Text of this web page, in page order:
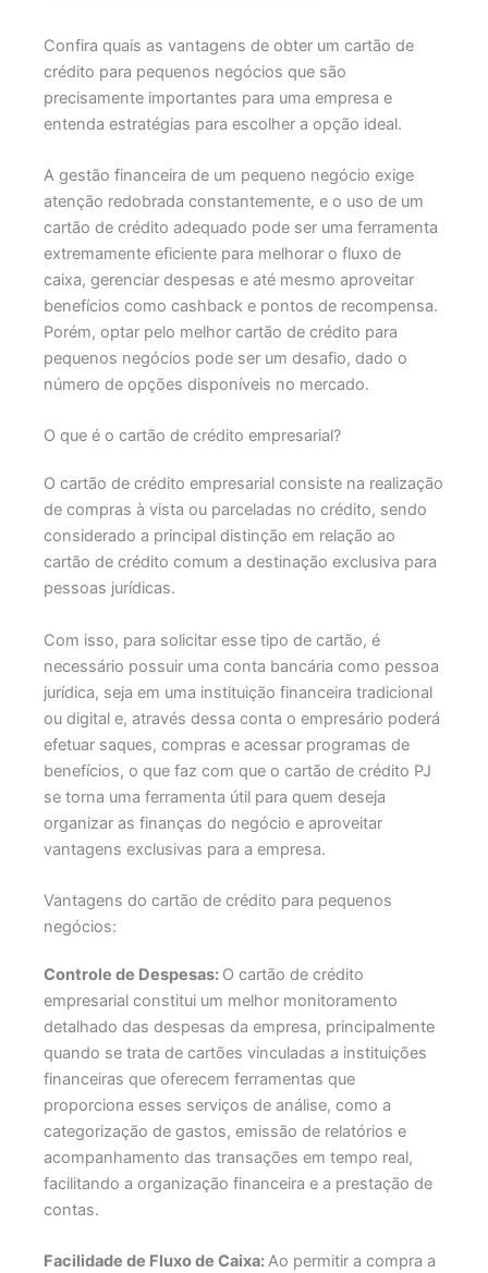
Confira quais as vantagens de obter um cartão de
crédito para pequenos negócios que são
precisamente importantes para uma empresa e
entenda estratégias para escolher a opção ideal.
A gestão financeira de um pequeno negócio exige
atenção redobrada constantemente, e o uso de um
cartão de crédito adequado pode ser uma ferramenta
extremamente eficiente para melhorar o fluxo de
caixa, gerenciar despesas e até mesmo aproveitar
benefícios como cashback e pontos de recompensa.
Porém, optar pelo melhor cartão de crédito para
pequenos negócios pode ser um desafio, dado o
número de opções disponíveis no mercado.
O que é o cartão de crédito empresarial?
O cartão de crédito empresarial consiste na realização
de compras à vista ou parceladas no crédito, sendo
considerado a principal distinção em relação ao
cartão de crédito comum a destinação exclusiva para
pessoas jurídicas.
Com isso, para solicitar esse tipo de cartão, é
necessário possuir uma conta bancária como pessoa
jurídica, seja em uma instituição financeira tradicional
ou digital e, através dessa conta o empresário poderá
efetuar saques, compras e acessar programas de
benefícios, o que faz com que o cartão de crédito PJ
se torna uma ferramenta útil para quem deseja
organizar as finanças do negócio e aproveitar
vantagens exclusivas para a empresa.
Vantagens do cartão de crédito para pequenos
negócios:
Controle de Despesas: O cartão de crédito
empresarial constitui um melhor monitoramento
detalhado das despesas da empresa, principalmente
quando se trata de cartões vinculadas a instituições
financeiras que oferecem ferramentas que
proporciona esses serviços de análise, como a
categorização de gastos, emissão de relatórios e
acompanhamento das transações em tempo real,
facilitando a organização financeira e a prestação de
contas.
Facilidade de Fluxo de Caixa:Ao permitir a compra a